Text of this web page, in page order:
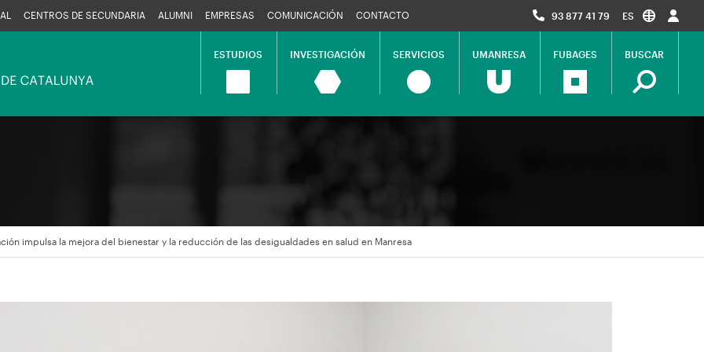
CENTROS DE SECUNDARIA ALUMNI EMPRESAS COMUNICACIÓN CONTACTO 93 877 41 79 ES
Navegació
ESTUDIOS INVESTIGACIÓN SERVICIOS UMANRESA FUBAGES BUSCAR
impulsa la mejora del bienestar y la reducción de las desigualdades en salud en Manresa